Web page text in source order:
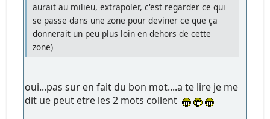
aurait au milieu, extrapoler, c'est regarder ce qui
se passe dans une zone pour deviner ce que ça
donnerait un peu plus loin en dehors de cette
zone)
oui...pas sur en fait du bon mot....a te lire je me
dit ue peut etre les 2 mots collent